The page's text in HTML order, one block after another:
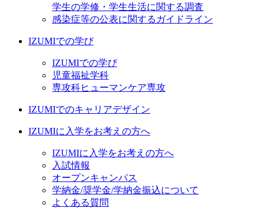
学生の学修・学生生活に関する調査
感染症等の公表に関するガイドライン
IZUMIでの学び
IZUMIでの学び
児童福祉学科
専攻科ヒューマンケア専攻
IZUMIでのキャリアデザイン
IZUMIに入学をお考えの方へ
IZUMIに入学をお考えの方へ
入試情報
オープンキャンパス
学納金/奨学金/学納金振込について
よくある質問